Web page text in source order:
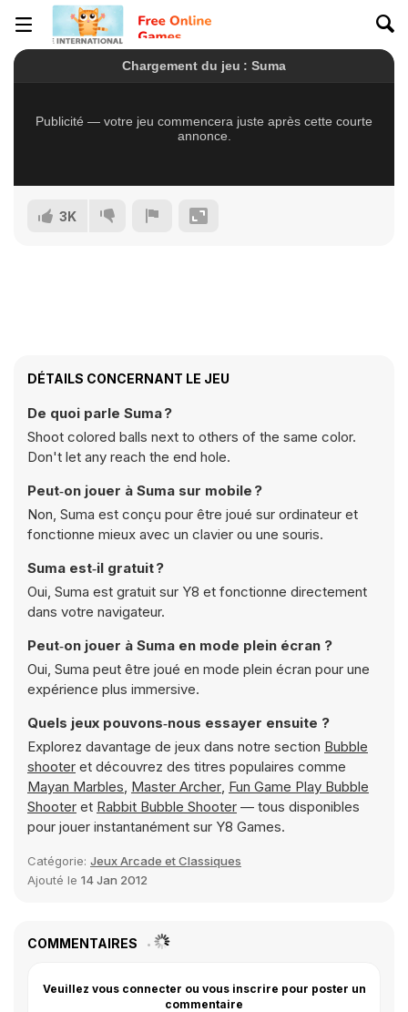
3K
DÉTAILS CONCERNANT LE JEU
De quoi parle Suma ?
Shoot colored balls next to others of the same color.
Don't let any reach the end hole.
Peut‑on jouer à Suma sur mobile ?
Non, Suma est conçu pour être joué sur ordinateur et
fonctionne mieux avec un clavier ou une souris.
Suma est‑il gratuit ?
Oui, Suma est gratuit sur Y8 et fonctionne directement
dans votre navigateur.
Peut‑on jouer à Suma en mode plein écran ?
Oui, Suma peut être joué en mode plein écran pour une
expérience plus immersive.
Quels jeux pouvons‑nous essayer ensuite ?
Explorez davantage de jeux dans notre section Bubble
shooter et découvrez des titres populaires comme
Mayan Marbles, Master Archer, Fun Game Play Bubble
Shooter et Rabbit Bubble Shooter — tous disponibles
pour jouer instantanément sur Y8 Games.
Catégorie: Jeux Arcade et Classiques
Ajouté le 14 Jan 2012
COMMENTAIRES
Veuillez vous connecter ou vous inscrire pour poster un
commentaire